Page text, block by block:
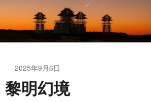
2025年9月6日
黎明幻境